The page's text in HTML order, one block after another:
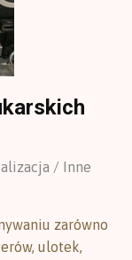
/ Inne
zarówno
ulotek,